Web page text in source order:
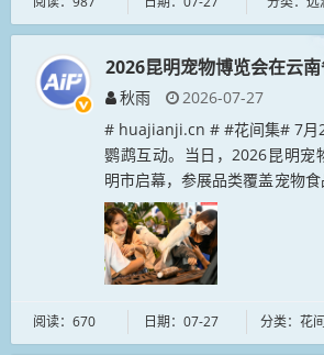
2026昆明宠物博览会在云
秋雨
2026-07-27
# huajianji.cn # #花间集# 7月
鹦鹉互动。当日，2026昆明宠
明市启幕，参展品类覆盖宠物
容服务、活体繁育、供应链配套
阅读：670 日期：07-27 分类：花